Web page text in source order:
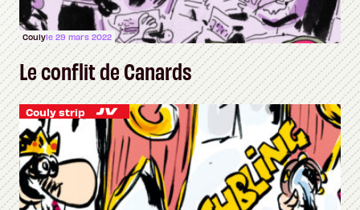
Coulyle 29 mars 2022
Le conflit de Canards
Couly strip